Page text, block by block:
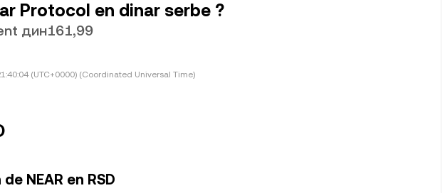
Protocol en dinar serbe ?
дин161,99
(UTC+0000) (Coordinated Universal Time)
NEAR en RSD